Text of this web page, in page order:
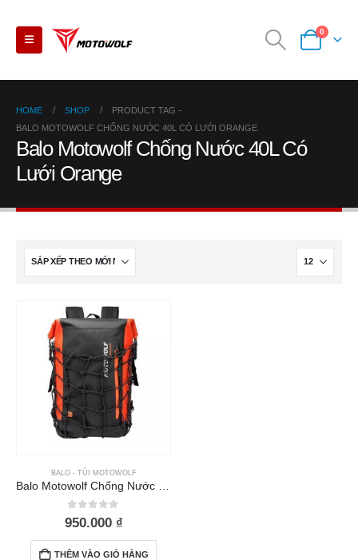
0
HOME SHOP
PRODUCT TAG -
BALO MOTOWOLF CHỐNG NƯỚC 40L CÓ LƯỚI ORANGE
Balo Motowolf Chống Nước 40L Có
Lưới Orange
BALO - TÚI MOTOWOLF
0out of 5
950.000 ₫
THÊM VÀO GIỎ HÀNG